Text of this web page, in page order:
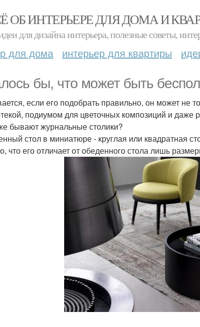
ОБ ИНТЕРЬЕРЕ ДЛЯ ДОМА И
для дизайна интерьера, полезные советы,
для дома интерьер для квартиры
бы, что может быть
если его подобрать правильно, он может не
подиумом для цветочных композиций и даже
бывают журнальные столики?
стол в миниатюре - круглая или квадратная
что его отличает от обеденного стола лишь